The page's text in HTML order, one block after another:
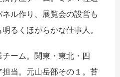
ル作り、展覧会の設営も
るくほがらかな仕事人。
ーム。関東・東北・四
当。元山岳部その１。苔